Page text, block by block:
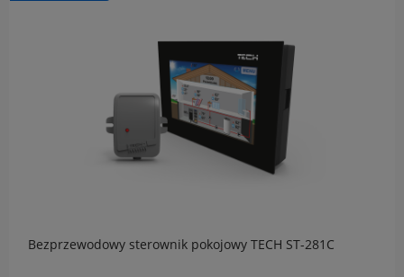
Bezprzewodowy sterownik pokojowy TECH ST-281C